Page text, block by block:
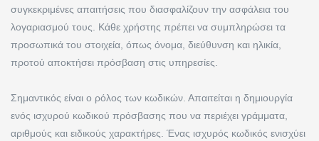
συγκεκριμένες απαιτήσεις που διασφαλίζουν την ασφάλεια του
λογαριασμού τους. Κάθε χρήστης πρέπει να συμπληρώσει τα
προσωπικά του στοιχεία, όπως όνομα, διεύθυνση και ηλικία,
προτού αποκτήσει πρόσβαση στις υπηρεσίες.
Σημαντικός είναι ο ρόλος των κωδικών. Απαιτείται η δημιουργία
ενός ισχυρού κωδικού πρόσβασης που να περιέχει γράμματα,
αριθμούς και ειδικούς χαρακτήρες. Ένας ισχυρός κωδικός ενισχύει